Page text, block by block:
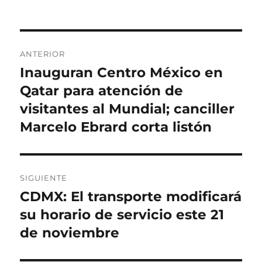
e
l
s
s
a
v
e
c
i
ó
ANTERIOR
E
n
t
r
d
n
t
e
Inauguran Centro México en
Qatar para atención de
visitantes al Mundial; canciller
Marcelo Ebrard corta listón
SIGUIENTE
E
n
t
CDMX: El transporte modificará
su horario de servicio este 21
de noviembre